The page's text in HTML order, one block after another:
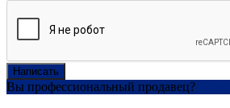
Написать
Вы профессиональный продавец?